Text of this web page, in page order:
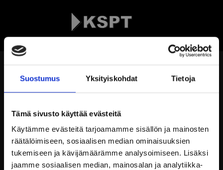
Suostumus Yksityiskohdat Tietoja
Tämä sivusto käyttää evästeitä
Käytämme evästeitä tarjoamamme sisällön ja mainosten
räätälöimiseen, sosiaalisen median ominaisuuksien
tukemiseen ja kävijämäärämme analysoimiseen. Lisäksi
jaamme sosiaalisen median, mainosalan ja analytiikka-